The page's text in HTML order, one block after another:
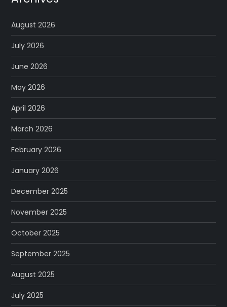
August 2026
July 2026
June 2026
May 2026
April 2026
March 2026
February 2026
January 2026
December 2025
November 2025
October 2025
September 2025
August 2025
July 2025